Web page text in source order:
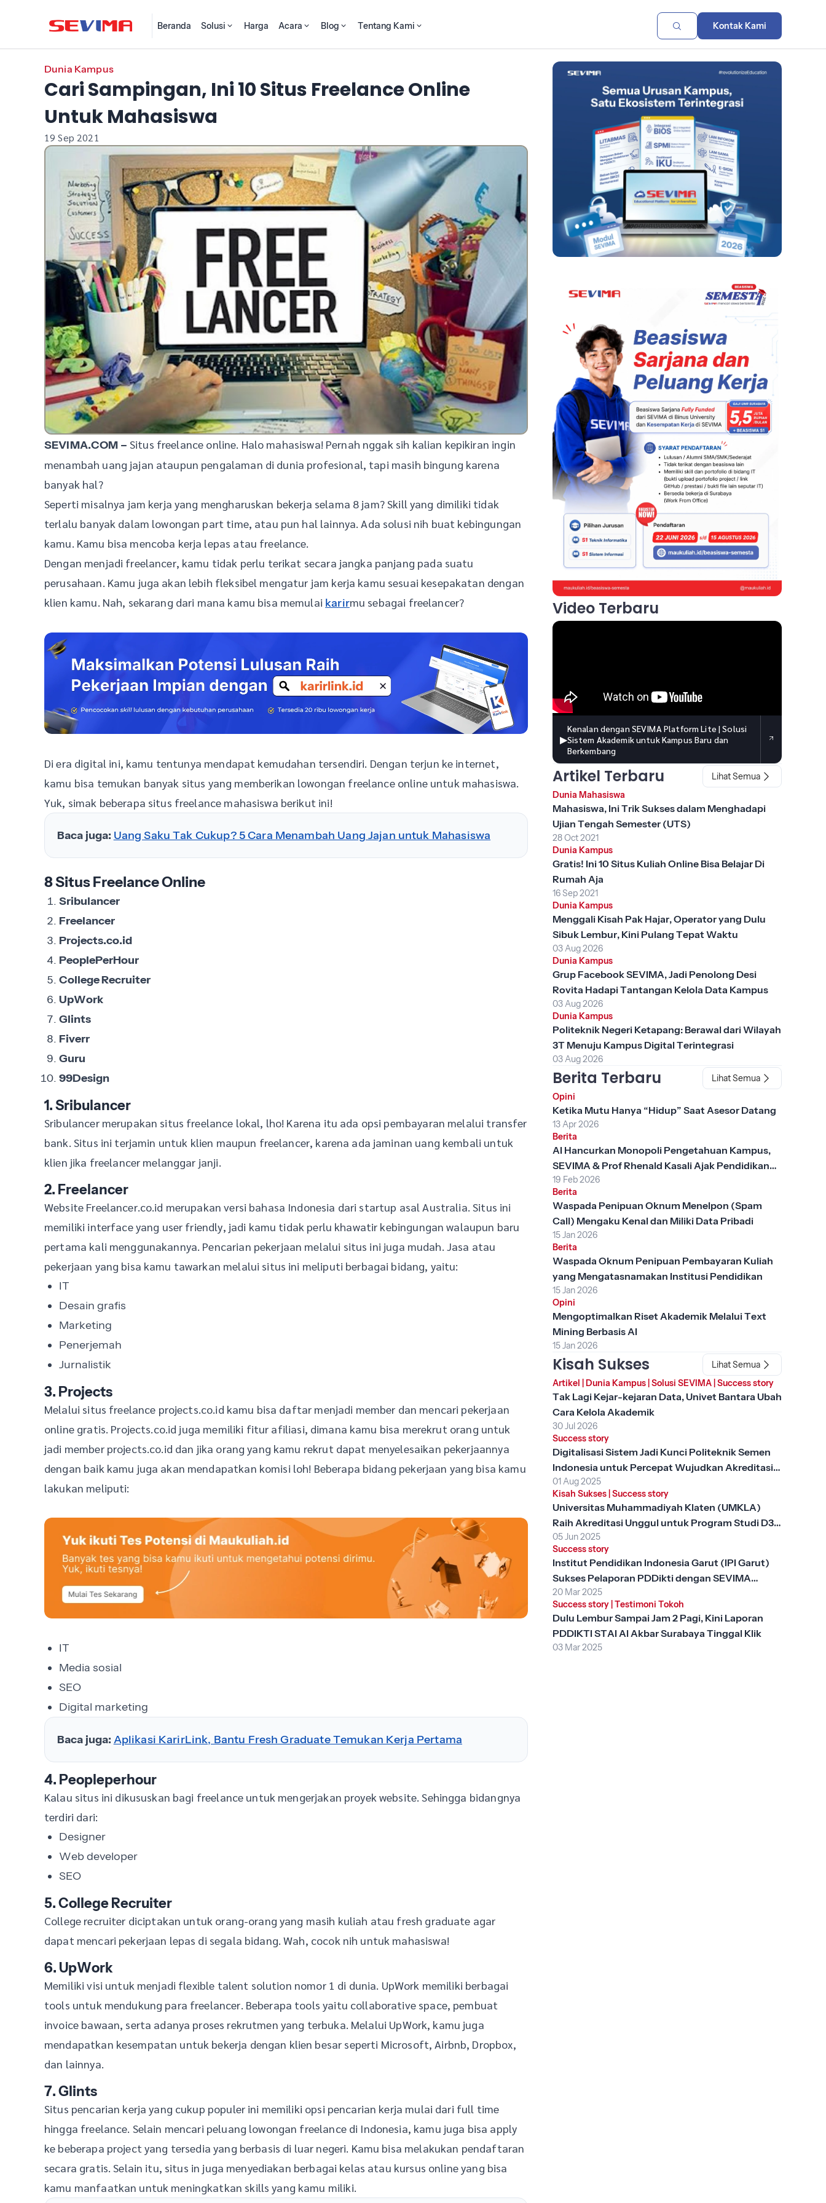
Beranda Solusi Harga Acara Blog Tentang Kami Kontak Kami
Dunia Kampus
Cari Sampingan, Ini 10 Situs Freelance Online
Untuk Mahasiswa
19 Sep 2021
SEVIMA.COM – Situs freelance online. Halo mahasiswa! Pernah nggak sih kalian kepikiran ingin
menambah uang jajan ataupun pengalaman di dunia profesional, tapi masih bingung karena
banyak hal?
Seperti misalnya jam kerja yang mengharuskan bekerja selama 8 jam? Skill yang dimiliki tidak
terlalu banyak dalam lowongan part time, atau pun hal lainnya. Ada solusi nih buat kebingungan
kamu. Kamu bisa mencoba kerja lepas atau freelance.
Dengan menjadi freelancer, kamu tidak perlu terikat secara jangka panjang pada suatu
perusahaan. Kamu juga akan lebih fleksibel mengatur jam kerja kamu sesuai kesepakatan dengan
klien kamu. Nah, sekarang dari mana kamu bisa memulai karirmu sebagai freelancer?
Di era digital ini, kamu tentunya mendapat kemudahan tersendiri. Dengan terjun ke internet,
kamu bisa temukan banyak situs yang memberikan lowongan freelance online untuk mahasiswa.
Yuk, simak beberapa situs freelance mahasiswa berikut ini!
Baca juga: Uang Saku Tak Cukup? 5 Cara Menambah Uang Jajan untuk Mahasiswa
8 Situs Freelance Online
Sribulancer
Freelancer
Projects.co.id
PeoplePerHour
College Recruiter
UpWork
Glints
Fiverr
Guru
99Design
1. Sribulancer
Sribulancer merupakan situs freelance lokal, lho! Karena itu ada opsi pembayaran melalui transfer
bank. Situs ini terjamin untuk klien maupun freelancer, karena ada jaminan uang kembali untuk
klien jika freelancer melanggar janji.
2. Freelancer
Website Freelancer.co.id merupakan versi bahasa Indonesia dari startup asal Australia. Situs ini
memiliki interface yang user friendly, jadi kamu tidak perlu khawatir kebingungan walaupun baru
pertama kali menggunakannya. Pencarian pekerjaan melalui situs ini juga mudah. Jasa atau
pekerjaan yang bisa kamu tawarkan melalui situs ini meliputi berbagai bidang, yaitu:
IT
Desain grafis
Marketing
Penerjemah
Jurnalistik
3. Projects
Melalui situs freelance projects.co.id kamu bisa daftar menjadi member dan mencari pekerjaan
online gratis. Projects.co.id juga memiliki fitur afiliasi, dimana kamu bisa merekrut orang untuk
jadi member projects.co.id dan jika orang yang kamu rekrut dapat menyelesaikan pekerjaannya
dengan baik kamu juga akan mendapatkan komisi loh! Beberapa bidang pekerjaan yang bisa kamu
lakukan meliputi:
IT
Media sosial
SEO
Digital marketing
Baca juga: Aplikasi KarirLink, Bantu Fresh Graduate Temukan Kerja Pertama
4. Peopleperhour
Kalau situs ini dikususkan bagi freelance untuk mengerjakan proyek website. Sehingga bidangnya
terdiri dari:
Designer
Web developer
SEO
5. College Recruiter
College recruiter diciptakan untuk orang-orang yang masih kuliah atau fresh graduate agar
dapat mencari pekerjaan lepas di segala bidang. Wah, cocok nih untuk mahasiswa!
6. UpWork
Memiliki visi untuk menjadi flexible talent solution nomor 1 di dunia. UpWork memiliki berbagai
tools untuk mendukung para freelancer. Beberapa tools yaitu collaborative space, pembuat
invoice bawaan, serta adanya proses rekrutmen yang terbuka. Melalui UpWork, kamu juga
mendapatkan kesempatan untuk bekerja dengan klien besar seperti Microsoft, Airbnb, Dropbox,
dan lainnya.
7. Glints
Situs pencarian kerja yang cukup populer ini memiliki opsi pencarian kerja mulai dari full time
hingga freelance. Selain mencari peluang lowongan freelance di Indonesia, kamu juga bisa apply
ke beberapa project yang tersedia yang berbasis di luar negeri. Kamu bisa melakukan pendaftaran
secara gratis. Selain itu, situs in juga menyediakan berbagai kelas atau kursus online yang bisa
kamu manfaatkan untuk meningkatkan skills yang kamu miliki.
Video Terbaru
▶
Kenalan dengan SEVIMA Platform Lite | Solusi
Sistem Akademik untuk Kampus Baru dan
Berkembang
Artikel Terbaru
Lihat Semua
Dunia Mahasiswa
Mahasiswa, Ini Trik Sukses dalam Menghadapi
Ujian Tengah Semester (UTS)
28 Oct 2021
Dunia Kampus
Gratis! Ini 10 Situs Kuliah Online Bisa Belajar Di
Rumah Aja
16 Sep 2021
Dunia Kampus
Menggali Kisah Pak Hajar, Operator yang Dulu
Sibuk Lembur, Kini Pulang Tepat Waktu
03 Aug 2026
Dunia Kampus
Grup Facebook SEVIMA, Jadi Penolong Desi
Rovita Hadapi Tantangan Kelola Data Kampus
03 Aug 2026
Dunia Kampus
Politeknik Negeri Ketapang: Berawal dari Wilayah
3T Menuju Kampus Digital Terintegrasi
03 Aug 2026
Berita Terbaru
Lihat Semua
Opini
Ketika Mutu Hanya “Hidup” Saat Asesor Datang
13 Apr 2026
Berita
AI Hancurkan Monopoli Pengetahuan Kampus,
SEVIMA & Prof Rhenald Kasali Ajak Pendidikan
Tinggi Berubah
19 Feb 2026
Berita
Waspada Penipuan Oknum Menelpon (Spam
Call) Mengaku Kenal dan Miliki Data Pribadi
15 Jan 2026
Berita
Waspada Oknum Penipuan Pembayaran Kuliah
yang Mengatasnamakan Institusi Pendidikan
15 Jan 2026
Opini
Mengoptimalkan Riset Akademik Melalui Text
Mining Berbasis AI
15 Jan 2026
Kisah Sukses
Lihat Semua
Artikel Dunia Kampus| Solusi SEVIMA| Success story
Tak Lagi Kejar-kejaran Data, Univet Bantara Ubah
Cara Kelola Akademik
30 Jul 2026
Success story
Digitalisasi Sistem Jadi Kunci Politeknik Semen
Indonesia untuk Percepat Wujudkan Akreditasi
Unggul
01 Aug 2025
Kisah Sukses| Success story
Universitas Muhammadiyah Klaten (UMKLA)
Raih Akreditasi Unggul untuk Program Studi D3
Keperawatan dengan SEVIMA Platform
05 Jun 2025
Success story
Institut Pendidikan Indonesia Garut (IPI Garut)
Sukses Pelaporan PDDikti dengan SEVIMA
Platform
20 Mar 2025
Success story| Testimoni Tokoh
Dulu Lembur Sampai Jam 2 Pagi, Kini Laporan
PDDIKTI STAI Al Akbar Surabaya Tinggal Klik
03 Mar 2025